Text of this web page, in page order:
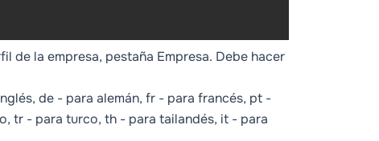
de la empresa, pestaña Empresa. Debe hacer
de - para alemán, fr - para francés, pt -
tr - para turco, th - para tailandés, it - para